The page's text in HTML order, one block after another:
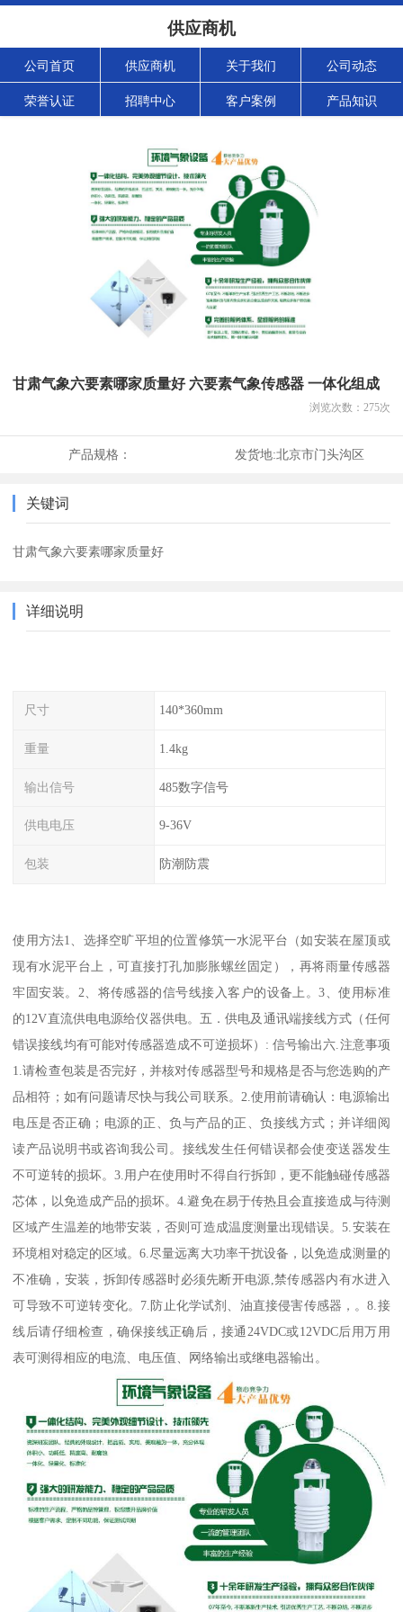
供应商机
公司首页 供应商机 关于我们 公司动态
荣誉认证 招聘中心 客户案例 产品知识
甘肃气象六要素哪家质量好 六要素气象传感器 一体化组成
浏览次数： 275次
产品规格： 发货地:北京市门头沟区
关键词
甘肃气象六要素哪家质量好
详细说明
尺寸 140*360mm
重量 1.4kg
输出信号 485数字信号
供电电压 9-36V
包装 防潮防震
使用方法1、选择空旷平坦的位置修筑一水泥平台（如安装在屋顶或
现有水泥平台上，可直接打孔加膨胀螺丝固定），再将雨量传感器
牢固安装。2、将传感器的信号线接入客户的设备上。3、使用标准
的12V直流供电电源给仪器供电。五．供电及通讯端接线方式（任何
错误接线均有可能对传感器造成不可逆损坏）: 信号输出六.注意事项
1.请检查包装是否完好，并核对传感器型号和规格是否与您选购的产
品相符；如有问题请尽快与我公司联系。2.使用前请确认：电源输出
电压是否正确；电源的正、负与产品的正、负接线方式；并详细阅
读产品说明书或咨询我公司。接线发生任何错误都会使变送器发生
不可逆转的损坏。3.用户在使用时不得自行拆卸，更不能触碰传感器
芯体，以免造成产品的损坏。4.避免在易于传热且会直接造成与待测
区域产生温差的地带安装，否则可造成温度测量出现错误。5.安装在
环境相对稳定的区域。6.尽量远离大功率干扰设备，以免造成测量的
不准确，安装，拆卸传感器时必须先断开电源,禁传感器内有水进入
可导致不可逆转变化。7.防止化学试剂、油直接侵害传感器，。8.接
线后请仔细检查，确保接线正确后，接通24VDC或12VDC后用万用
表可测得相应的电流、电压值、网络输出或继电器输出。